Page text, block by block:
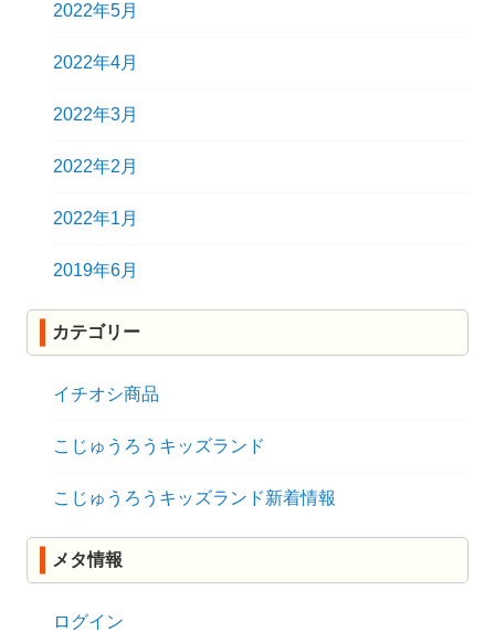
2022年5月
2022年4月
2022年3月
2022年2月
2022年1月
2019年6月
カテゴリー
イチオシ商品
こじゅうろうキッズランド
こじゅうろうキッズランド新着情報
メタ情報
ログイン